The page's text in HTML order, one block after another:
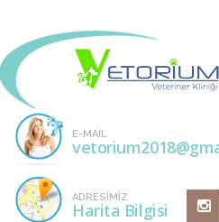
E-MAIL
ADRESİMİZ
Harita Bilgisi